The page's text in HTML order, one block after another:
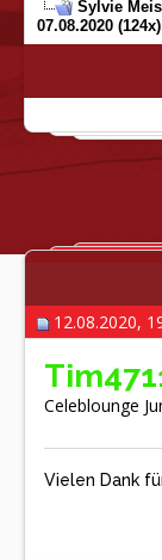
Sylvie
07.08.2020 (124x)
12.08.2020,
Celeblounge
Vielen Dank